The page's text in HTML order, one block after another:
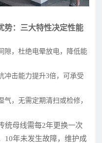
势：三大特性决定性能
隙，杜绝电晕放电，降低能
冲击能力提升3倍，可承受
气，无需定期清扫或检修，
统母线需每2年更换一次
10年未发生故障，维护成